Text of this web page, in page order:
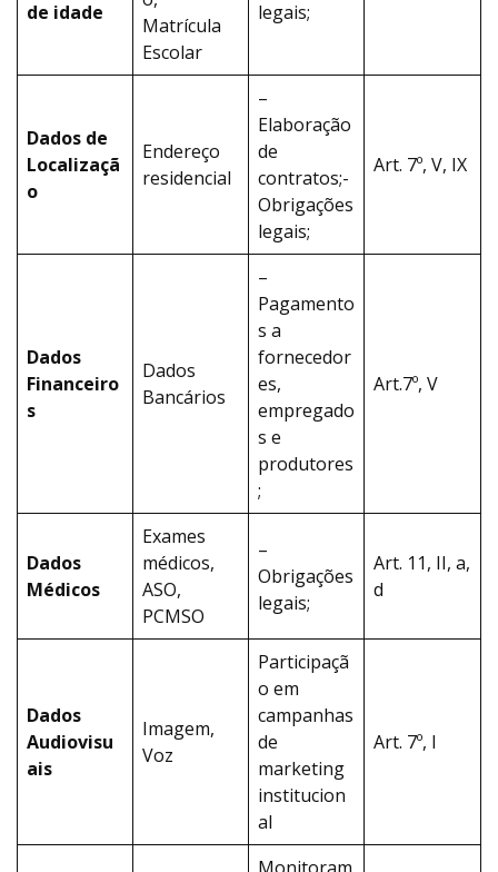
de idade
Matrícula
Escolar
legais;
Dados de
Localizaçã
o
Endereço
residencial
–
Elaboração
de
contratos;-
Obrigações
legais;
Art. 7º, V, IX
Dados
Financeiro
s
Dados
Bancários
–
Pagamento
s a
fornecedor
es,
empregado
s e
produtores
;
Art.7º, V
Dados
Médicos
Exames
médicos,
ASO,
PCMSO
–
Obrigações
legais;
Art. 11, II, a,
d
Dados
Audiovisu
ais
Imagem,
Voz
Participaçã
o em
campanhas
de
marketing
institucion
al
Art. 7º, I